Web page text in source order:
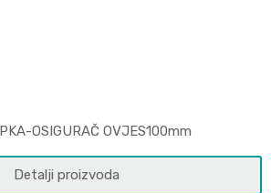
OSIGURAČ OVJES100mm
Detalji proizvoda